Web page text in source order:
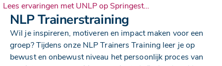
Lees ervaringen met UNLP op Springest…
NLP Trainerstraining
Wil je inspireren, motiveren en impact maken voor een
groep? Tijdens onze NLP Trainers Training leer je op
bewust en onbewust niveau het persoonlijk proces van